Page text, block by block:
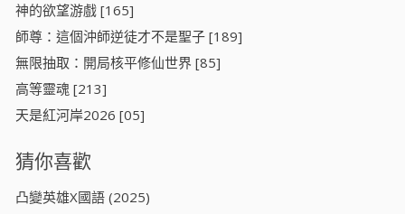
神的欲望游戲 [165]
師尊：這個沖師逆徒才不是聖子 [189]
無限抽取：開局核平修仙世界 [85]
高等靈魂 [213]
天是紅河岸2026 [05]
猜你喜歡
凸變英雄X國語 (2025)